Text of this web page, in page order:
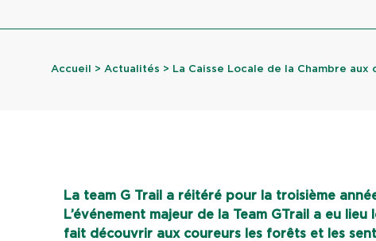
Accueil > Actualités > La Caisse Locale de la Chambre aux
La team G Trail a réitéré pour la troisième
L’événement majeur de la Team GTrail a eu
fait découvrir aux coureurs les forêts et les